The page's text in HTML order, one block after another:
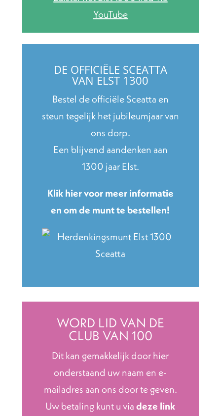
YouTube
DE OFFICIËLE SCEATTA
VAN ELST 1300
Bestel de officiële Sceatta en
steun tegelijk het jubileumjaar van
ons dorp.
Een blijvend aandenken aan
1300 jaar Elst.
Klik hier voor meer informatie
en om de munt te bestellen!
WORD LID VAN DE
CLUB VAN 100
Dit kan gemakkelijk door hier
onderstaand uw naam en e-
mailadres aan ons door te geven.
Uw betaling kunt u viadeze link